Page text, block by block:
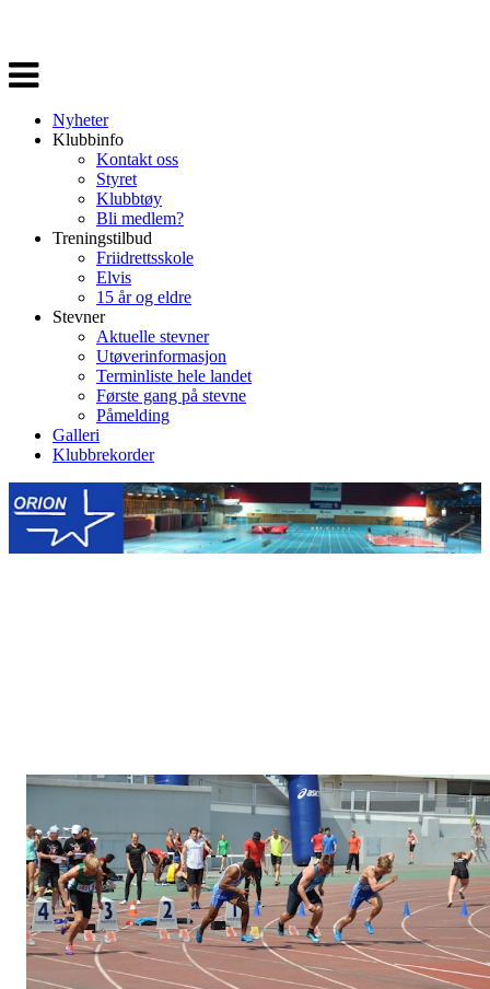
Veksle
navigasjon
Nyheter
Klubbinfo
Kontakt oss
Styret
Klubbtøy
Bli medlem?
Treningstilbud
Friidrettsskole
Elvis
15 år og eldre
Stevner
Aktuelle stevner
Utøverinformasjon
Terminliste hele landet
Første gang på stevne
Påmelding
Galleri
Klubbrekorder